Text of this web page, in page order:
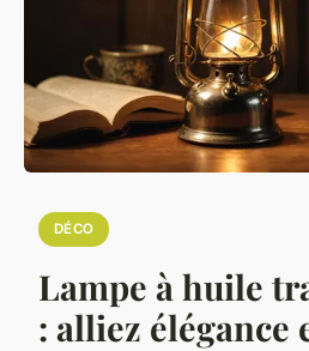
DÉCO
Lampe à huile
: alliez élégance